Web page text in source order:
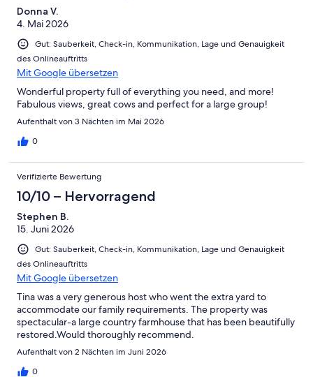
Donna V.
4. Mai 2026
Gut: Sauberkeit, Check-in, Kommunikation, Lage und Genauigkeit
des Onlineauftritts
Mit Google übersetzen
Wonderful property full of everything you need, and more!
Fabulous views, great cows and perfect for a large group!
Aufenthalt von 3 Nächten im Mai 2026
0
Verifizierte Bewertung
10/10 – Hervorragend
Stephen B.
15. Juni 2026
Gut: Sauberkeit, Check-in, Kommunikation, Lage und Genauigkeit
des Onlineauftritts
Mit Google übersetzen
Tina was a very generous host who went the extra yard to
accommodate our family requirements. The property was
spectacular-a large country farmhouse that has been beautifully
restored.Would thoroughly recommend.
Aufenthalt von 2 Nächten im Juni 2026
0